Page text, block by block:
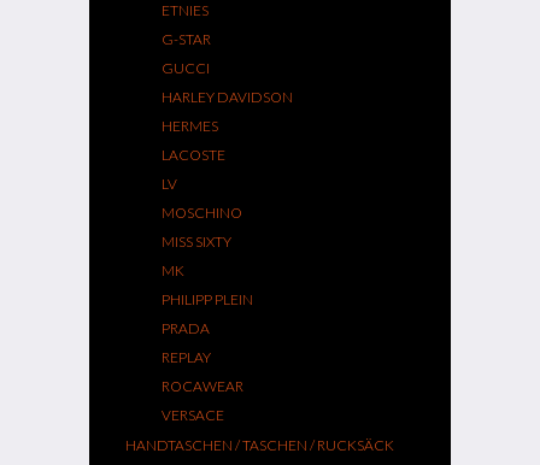
ETNIES
G-STAR
GUCCI
HARLEY DAVIDSON
HERMES
LACOSTE
LV
MOSCHINO
MISS SIXTY
MK
PHILIPP PLEIN
PRADA
REPLAY
ROCAWEAR
VERSACE
HANDTASCHEN / TASCHEN / RUCKSÄCK